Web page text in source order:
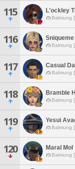
115 L'ockley
Balmung
116 Sniqueme
Balmung
117 Casual
Balmung
118 Bramble
Balmung
119 Yesui
Balmung
120 Maral Mol
Balmung